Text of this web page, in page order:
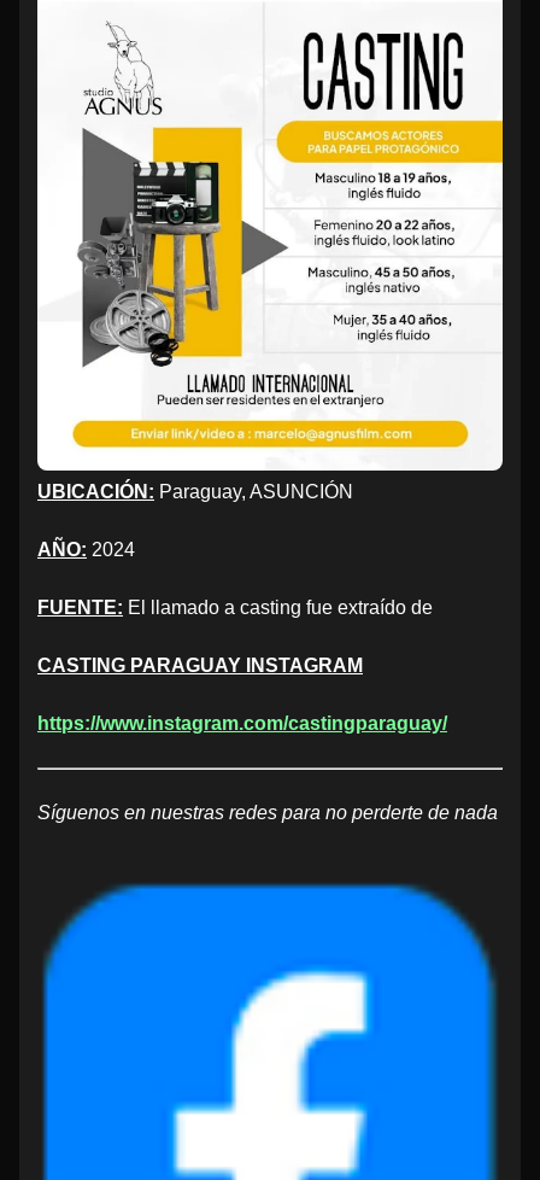
UBICACIÓN: Paraguay, ASUNCIÓN
AÑO: 2024
FUENTE: El llamado a casting fue extraído de
CASTING PARAGUAY INSTAGRAM
https://www.instagram.com/castingparaguay/
Síguenos en nuestras redes para no perderte de nada